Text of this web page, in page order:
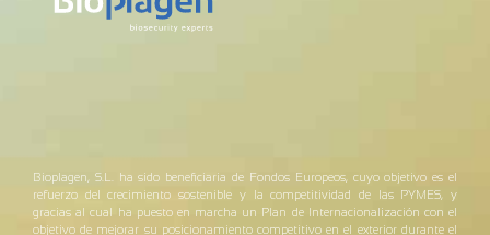
Bioplagen, S.L. ha sido beneficiaria de Fondos Europeos, cuyo objetivo es el
refuerzo del crecimiento sostenible y la competitividad de las PYMES, y
gracias al cual ha puesto en marcha un Plan de Internacionalización con el
objetivo de mejorar su posicionamiento competitivo en el exterior durante el